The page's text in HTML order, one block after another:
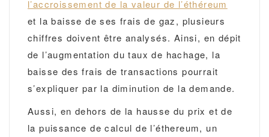
l’accroissement de la valeur de l’éthéreum
et la baisse de ses frais de gaz, plusieurs
chiffres doivent être analysés. Ainsi, en dépit
de l’augmentation du taux de hachage, la
baisse des frais de transactions pourrait
s’expliquer par la diminution de la demande.
Aussi, en dehors de la hausse du prix et de
la puissance de calcul de l’éthereum, un